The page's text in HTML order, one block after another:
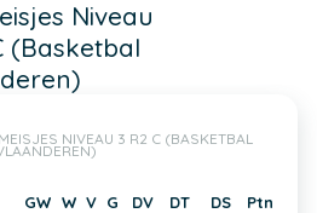
Niveau
(Basketbal
NIVEAU 3 R2 C (BASKETBAL
GW W V G DV DT DS Ptn